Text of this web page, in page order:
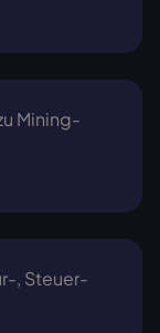
Mining-
, Steuer-